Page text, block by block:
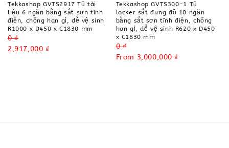
Tekkashop GVTS2917 Tủ tài
liệu 6 ngăn bằng sắt sơn tĩnh
điện, chống han gỉ, dễ vệ sinh
R1000 x D450 x C1830 mm
Regular
price
0 ₫
Sale
2,917,000 ₫
Tekkashop GVTS300-1 Tủ
locker sắt đựng đồ 10 ngăn
bằng sắt sơn tĩnh điện, chống
han gỉ, dễ vệ sinh R620 x D450
x C1830 mm
Regular
price
0 ₫
Sale
From 3,000,000 ₫